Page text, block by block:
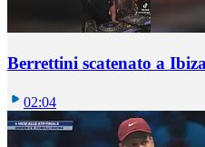
Berrettini scatenato a
02:04